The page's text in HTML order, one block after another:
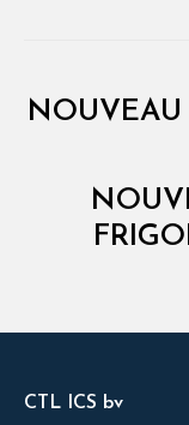
NOUVEAU
CTL ICS bv